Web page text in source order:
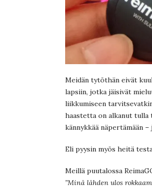
Meidän tytöthän eivät
lapsiin, jotka jäisivät
liikkumiseen
haastetta on alkanut tulla
kännykkää näpertämään –
Eli pyysin myös heitä
Meillä puutalossa
”Minä lähden ulos